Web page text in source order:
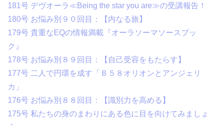
181号 デヴオーラ≪Being the star you are≫の受講報告！
180号 お悩み別９０回目：【内なる旅】
179号 貴重なEQの情報満載『オーラソーマソースブッ
ク』
178号 お悩み別８９回目：【自己受容をもたらす】
177号 二人で円環を成す「Ｂ５８オリオンとアンジェリ
カ」
176号 お悩み別８８回目：【識別力を高める】
175号 私たちの身のまわりにある色に目を向けてみましょ